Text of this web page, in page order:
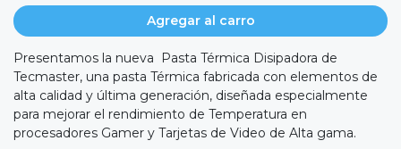
Agregar al carro
Presentamos la nueva Pasta Térmica Disipadora de
Tecmaster, una pasta Térmica fabricada con elementos de
alta calidad y última generación, diseñada especialmente
para mejorar el rendimiento de Temperatura en
procesadores Gamer y Tarjetas de Video de Alta gama.